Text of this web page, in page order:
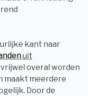
kant naar
uit
overal worden
maakt meerdere
Door de